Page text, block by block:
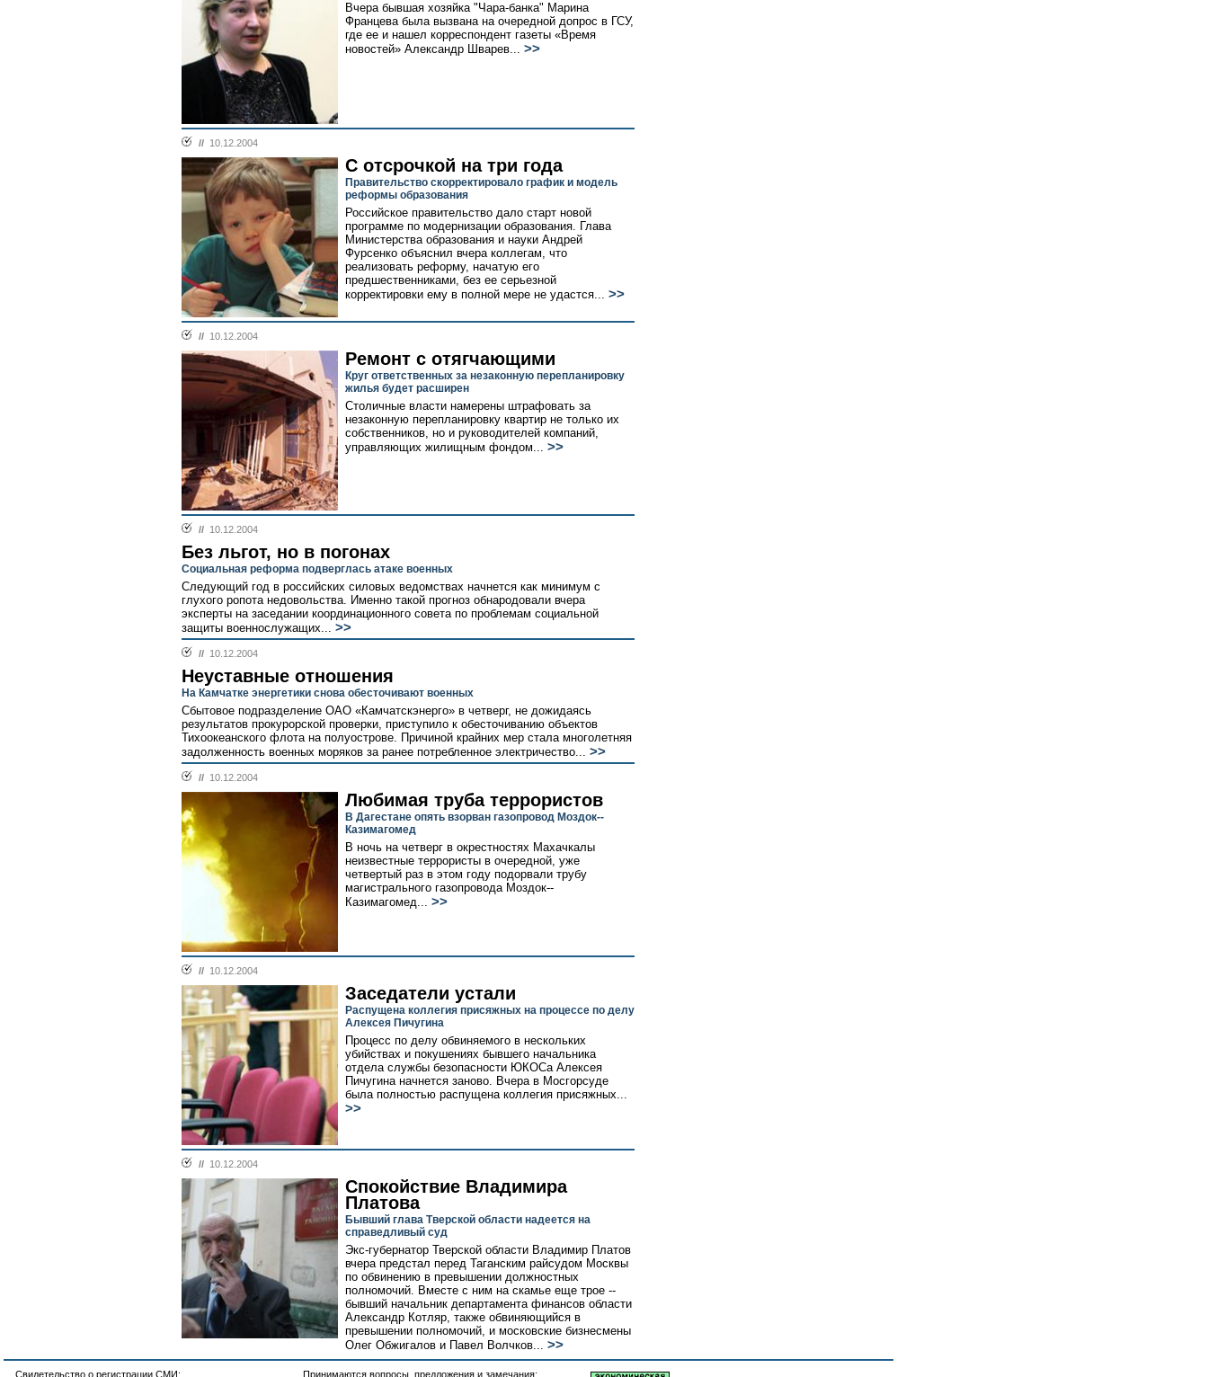
Вчера бывшая хозяйка "Чара-банка" Марина
Францева была вызвана на очередной допрос в ГСУ,
где ее и нашел корреспондент газеты «Время
новостей» Александр Шварев... >>
// 10.12.2004
С отсрочкой на три года
Правительство скорректировало график и модель
реформы образования
Российское правительство дало старт новой
программе по модернизации образования. Глава
Министерства образования и науки Андрей
Фурсенко объяснил вчера коллегам, что
реализовать реформу, начатую его
предшественниками, без ее серьезной
корректировки ему в полной мере не удастся... >>
// 10.12.2004
Ремонт с отягчающими
Круг ответственных за незаконную перепланировку
жилья будет расширен
Столичные власти намерены штрафовать за
незаконную перепланировку квартир не только их
собственников, но и руководителей компаний,
управляющих жилищным фондом... >>
// 10.12.2004
Без льгот, но в погонах
Социальная реформа подверглась атаке военных
Следующий год в российских силовых ведомствах начнется как минимум с
глухого ропота недовольства. Именно такой прогноз обнародовали вчера
эксперты на заседании координационного совета по проблемам социальной
защиты военнослужащих... >>
// 10.12.2004
Неуставные отношения
На Камчатке энергетики снова обесточивают военных
Сбытовое подразделение ОАО «Камчатскэнерго» в четверг, не дожидаясь
результатов прокурорской проверки, приступило к обесточиванию объектов
Тихоокеанского флота на полуострове. Причиной крайних мер стала многолетняя
задолженность военных моряков за ранее потребленное электричество... >>
// 10.12.2004
Любимая труба террористов
В Дагестане опять взорван газопровод Моздок--
Казимагомед
В ночь на четверг в окрестностях Махачкалы
неизвестные террористы в очередной, уже
четвертый раз в этом году подорвали трубу
магистрального газопровода Моздок--
Казимагомед... >>
// 10.12.2004
Заседатели устали
Распущена коллегия присяжных на процессе по делу
Алексея Пичугина
Процесс по делу обвиняемого в нескольких
убийствах и покушениях бывшего начальника
отдела службы безопасности ЮКОСа Алексея
Пичугина начнется заново. Вчера в Мосгорсуде
была полностью распущена коллегия присяжных...
>>
// 10.12.2004
Спокойствие Владимира
Платова
Бывший глава Тверской области надеется на
справедливый суд
Экс-губернатор Тверской области Владимир Платов
вчера предстал перед Таганским райсудом Москвы
по обвинению в превышении должностных
полномочий. Вместе с ним на скамье еще трое --
бывший начальник департамента финансов области
Александр Котляр, также обвиняющийся в
превышении полномочий, и московские бизнесмены
Олег Обжигалов и Павел Волчков... >>
Свидетельство о регистрации СМИ: Принимаются вопросы, предложения и замечания: